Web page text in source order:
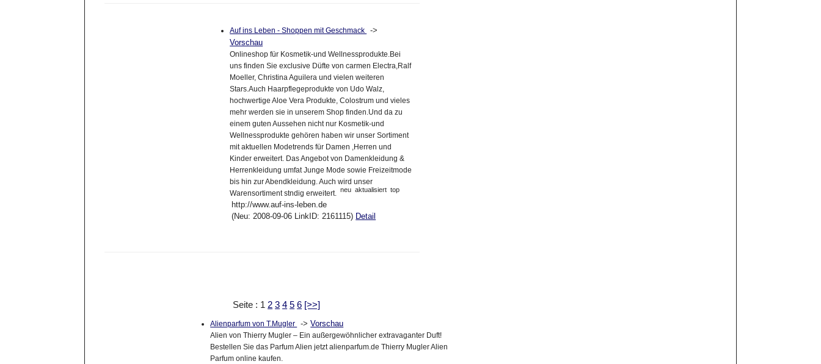
Auf ins Leben - Shoppen mit Geschmack
->
Vorschau
Onlineshop für Kosmetik-und Wellnessprodukte.Bei
uns finden Sie exclusive Düfte von carmen Electra,Ralf
Moeller, Christina Aguilera und vielen weiteren
Stars.Auch Haarpflegeprodukte von Udo Walz,
hochwertige Aloe Vera Produkte, Colostrum und vieles
mehr werden sie in unserem Shop finden.Und da zu
einem guten Aussehen nicht nur Kosmetik-und
Wellnessprodukte gehören haben wir unser Sortiment
mit aktuellen Modetrends für Damen ,Herren und
Kinder erweitert. Das Angebot von Damenkleidung &
Herrenkleidung umfat Junge Mode sowie Freizeitmode
bis hin zur Abendkleidung. Auch wird unser
Warensortiment stndig erweitert. neu aktualisiert top
http://www.auf-ins-leben.de
(Neu: 2008-09-06 LinkID: 2161115) Detail
Seite : 1 2 3 4 5 6 [>>]
Alienparfum von T.Mugler ->Vorschau
Alien von Thierry Mugler – Ein außergewöhnlicher extravaganter Duft!
Bestellen Sie das Parfum Alien jetzt alienparfum.de Thierry Mugler Alien
Parfum online kaufen.